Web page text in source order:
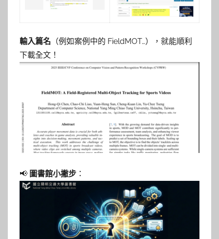
輸入篇名 （例如案例中的 FieldMOT…），就能順利
下載全文！
📢 圖書館小撇步 ：